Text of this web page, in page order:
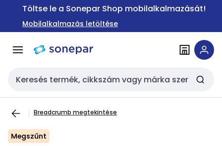
Ugrás a
Ugrás a
tartalomra
Töltse le a Sonepar Shop mobilalkalmazását!
Mobilalkalmazás letöltése
Keresési bemenet
Breadcrumb megtekintése
Megszűnt